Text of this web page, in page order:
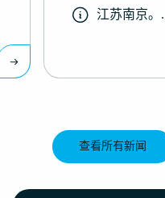
江苏南京。.
查看所有新闻